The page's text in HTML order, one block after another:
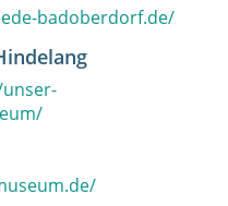
badoberdorf.de/